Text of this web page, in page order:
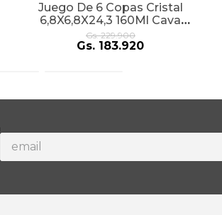
Juego De 6 Copas Cristal
6,8X6,8X24,3 160Ml Cava
Champ
Gs. 229.900
Gs. 183.920